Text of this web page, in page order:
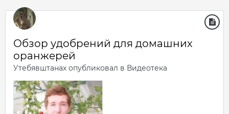
Обзор удобрений для домашних
оранжерей
Утебявштанах опубликовал в Видеотека